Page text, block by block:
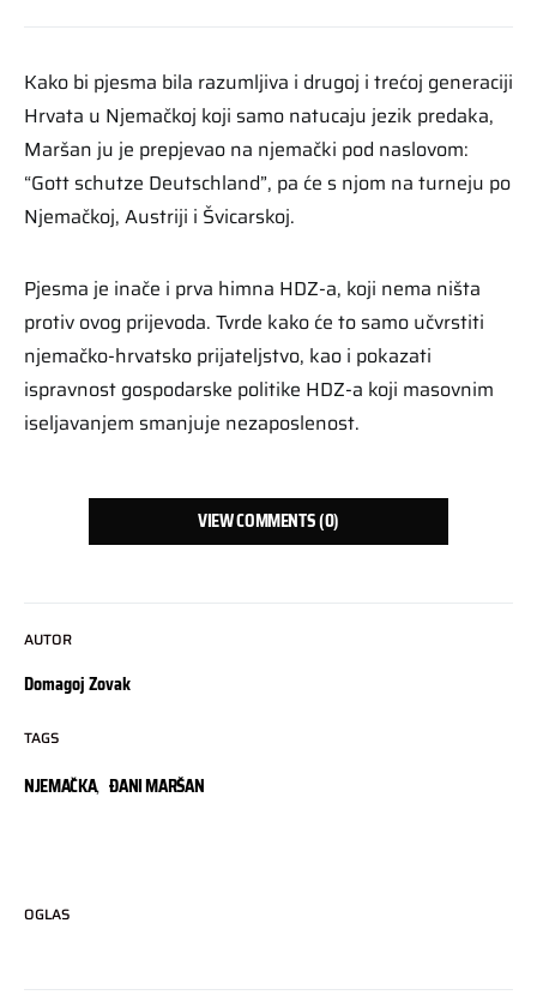
AUTOR
Domagoj Zovak
TAGS
NJEMAČKA, ĐANI MARŠAN
Kako bi pjesma bila razumljiva i drugoj i trećoj generaciji
Hrvata u Njemačkoj koji samo natucaju jezik predaka,
Maršan ju je prepjevao na njemački pod naslovom:
“Gott schutze Deutschland”, pa će s njom na turneju po
Njemačkoj, Austriji i Švicarskoj.
Pjesma je inače i prva himna HDZ-a, koji nema ništa
protiv ovog prijevoda. Tvrde kako će to samo učvrstiti
njemačko-hrvatsko prijateljstvo, kao i pokazati
ispravnost gospodarske politike HDZ-a koji masovnim
iseljavanjem smanjuje nezaposlenost.
VIEW COMMENTS (0)
OGLAS